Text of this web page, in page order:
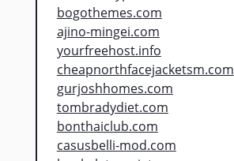
bogothemes.com
ajino-mingei.com
yourfreehost.info
cheapnorthfacejacketsm.com
gurjoshhomes.com
tombradydiet.com
bonthaiclub.com
casusbelli-mod.com